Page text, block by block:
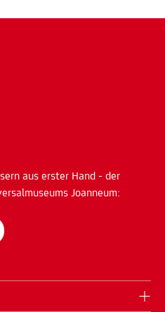
aus erster Hand - der
Joanneum: